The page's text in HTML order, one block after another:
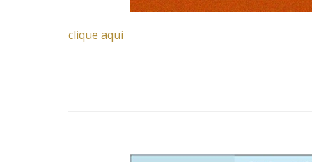
clique aqui